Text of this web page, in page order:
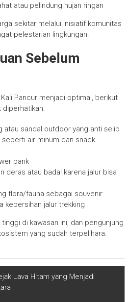
atau pelindung hujan ringan
sekitar melalui inisiatif komunitas
pelestarian lingkungan.
Sebelum
Pancur menjadi optimal, berikut
atau sandal outdoor yang anti selip
air minum dan snack
bank
deras atau badai karena jalur bisa
flora/fauna sebagai souvenir
kebersihan jalur trekking
di kawasan ini, dan pengunjung
yang sudah terpelihara.
Lava Hitam yang Menjadi